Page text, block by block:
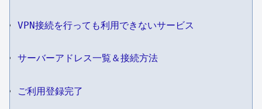
VPN接続を行っても利用できないサービス
サーバーアドレス一覧＆接続方法
ご利用登録完了